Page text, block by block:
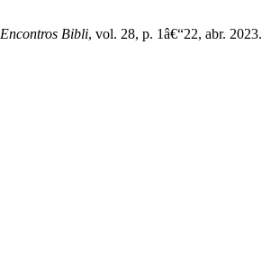
Encontros Bibli, vol. 28, p. 1â€“22, abr. 2023.